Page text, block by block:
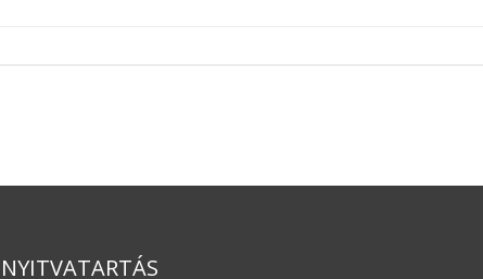
NYITVATARTÁS